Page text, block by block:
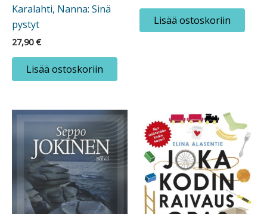
Karalahti, Nanna: Sinä
pystyt
27,90€
Lisää ostoskoriin
Lisää ostoskoriin